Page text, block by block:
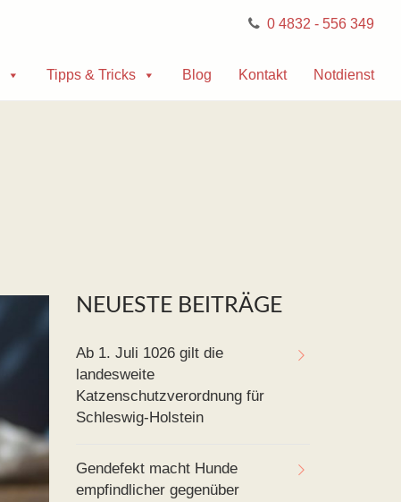
0 4832 - 556 349
Tipps & Tricks Blog Kontakt Notdienst
NEUESTE BEITRÄGE
Ab 1. Juli 1026 gilt die
landesweite
Katzenschutzverordnung für
Schleswig-Holstein
Gendefekt macht Hunde
empfindlicher gegenüber